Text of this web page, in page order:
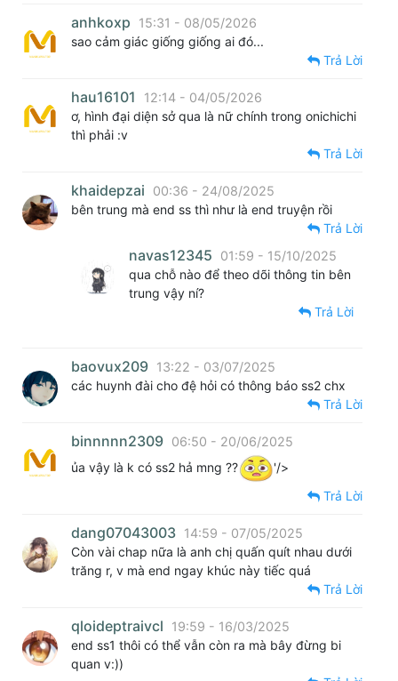
anhkoxp
15:31 - 08/05/2026
sao cảm giác giống giống ai đó...
Trả Lời
hau16101
12:14 - 04/05/2026
ơ, hình đại diện sở qua là nữ chính trong onichichi
thì phải :v
Trả Lời
khaidepzai
00:36 - 24/08/2025
bên trung mà end ss thì như là end truyện rồi
Trả Lời
navas12345
01:59 - 15/10/2025
qua chỗ nào để theo dõi thông tin bên
trung vậy ní?
Trả Lời
baovux209 13:22 - 03/07/2025
các huynh đài cho đệ hỏi có thông báo ss2 chx
Trả Lời
binnnnn2309 06:50 - 20/06/2025
ủa vậy là k có ss2 hả mng ??
'/>
Trả Lời
dang07043003 14:59 - 07/05/2025
Còn vài chap nữa là anh chị quấn quít nhau dưới
trăng r, v mà end ngay khúc này tiếc quá
Trả Lời
qloideptraivcl
19:59 - 16/03/2025
end ss1 thôi có thể vẫn còn ra mà bây đừng bi
quan v:))